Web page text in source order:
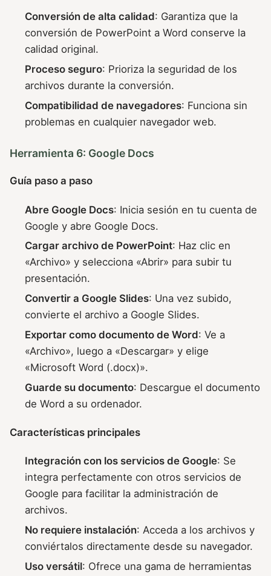
Conversión de alta calidad: Garantiza que la
conversión de PowerPoint a Word conserve la
calidad original.
Proceso seguro: Prioriza la seguridad de los
archivos durante la conversión.
Compatibilidad de navegadores: Funciona sin
problemas en cualquier navegador web.
Herramienta 6: Google Docs
Guía paso a paso
Abre Google Docs: Inicia sesión en tu cuenta de
Google y abre Google Docs.
Cargar archivo de PowerPoint: Haz clic en
«Archivo» y selecciona «Abrir» para subir tu
presentación.
Convertir a Google Slides: Una vez subido,
convierte el archivo a Google Slides.
Exportar como documento de Word: Ve a
«Archivo», luego a «Descargar» y elige
«Microsoft Word (.docx)».
Guarde su documento: Descargue el documento
de Word a su ordenador.
Características principales
Integración con los servicios de Google: Se
integra perfectamente con otros servicios de
Google para facilitar la administración de
archivos.
No requiere instalación: Acceda a los archivos y
conviértalos directamente desde su navegador.
Uso versátil: Ofrece una gama de herramientas